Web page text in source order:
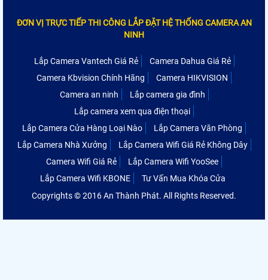
ĐƠN VỊ TRỰC TIẾP THI CÔNG LẮP ĐẶT HỆ THỐNG CAMERA AN
NINH
Lắp Camera Vantech Giá Rẻ
Camera Dahua Giá Rẻ
Camera Kbvision Chính Hãng
Camera HIKVISION
Camera an ninh
Lắp camera gia đình
Lắp camera xem qua điện thoại
Lắp Camera Cửa Hàng Loại Nào
Lắp Camera Văn Phòng
Lắp Camera Nhà Xưởng
Lắp Camera Wifi Giá Rẻ Không Dây
Camera Wifi Giá Rẻ
Lắp Camera Wifi YooSee
Lắp Camera Wifi KBONE
Tư Vấn Mua Khóa Cửa
Copyrights © 2016 An Thành Phát. All Rights Reserved.